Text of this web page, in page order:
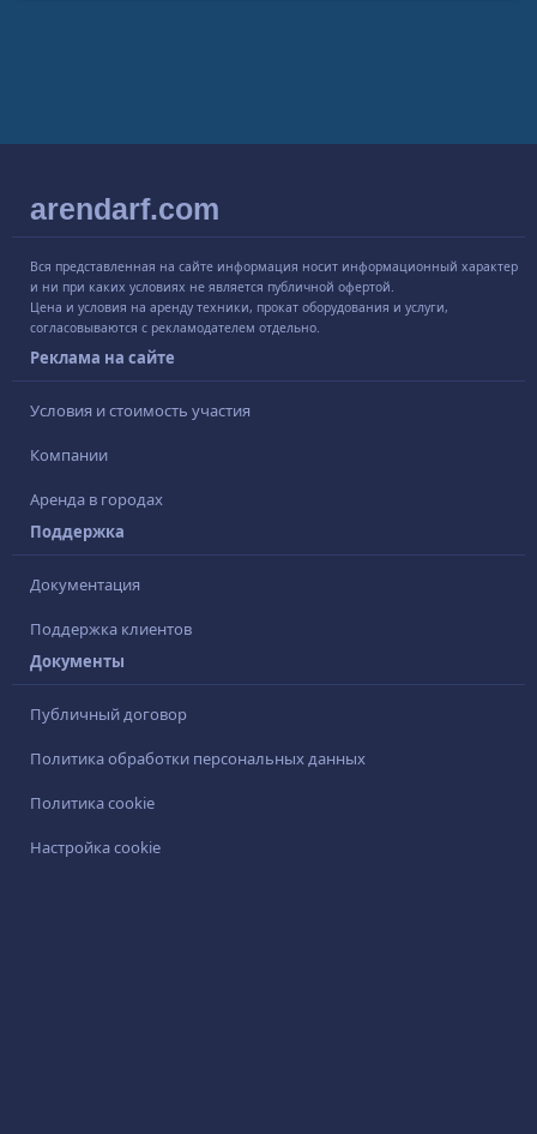
arendarf.com
Вся представленная на сайте информация носит информационный характер
и ни при каких условиях не является публичной офертой.
Цена и условия на аренду техники, прокат оборудования и услуги,
согласовываются с рекламодателем отдельно.
Реклама на сайте
Условия и стоимость участия
Компании
Аренда в городах
Поддержка
Документация
Поддержка клиентов
Документы
Публичный договор
Политика обработки персональных данных
Политика cookie
Настройка cookie